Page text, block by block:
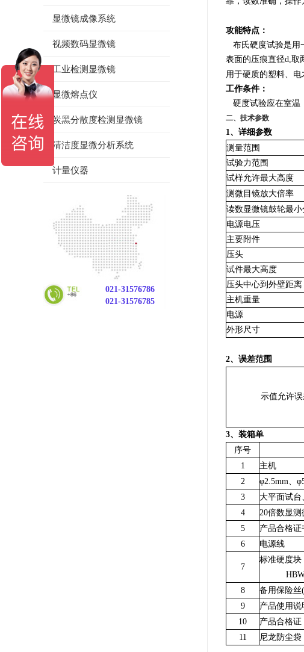
显微镜成像系统
视频数码显微镜
工业检测显微镜
显微熔点仪
炭黑分散度检测显微镜
清洁度显微分析系统
计量仪器
021-31576786
021-31576785
攻能特点：
布氏硬度试验是用
表面的压痕直径d,取
用于硬质的塑料、
工作条件：
硬度试验应在室温
二、 技术参数
1、 详细参数
测量范围
试验力范围
试样允许最大高度
测微目镜放大倍率
读数显微镜鼓轮最小
电源电压
主要附件
压头
试件最大高度
压头中心到外壁距离
主机重量
电源
外形尺寸
2、 误差范围
示值允许误
3、 装箱单
序号
1
主机
2
φ2.5mm、
3
大平面试
4
20倍数显测
5
产品合格证
6
电源线
7
标准硬度块
8 备用保险丝(
9
产品使用说
10
产品合格证
11
尼龙防尘袋